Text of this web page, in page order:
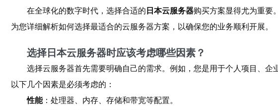
在全球化的数字时代，选择合适的 日本云服务器购买方案显得尤为重要
为您详细解析如何选择最适合的云服务器方案，以确保您的业务顺利开展。
选择日本云服务器时应该考虑哪些因素？
选择云服务器首先需要明确自己的需求。例如，您是用于个人项目、
以下几个因素是必须考虑的：
性能：处理器、内存、存储和带宽等配置。